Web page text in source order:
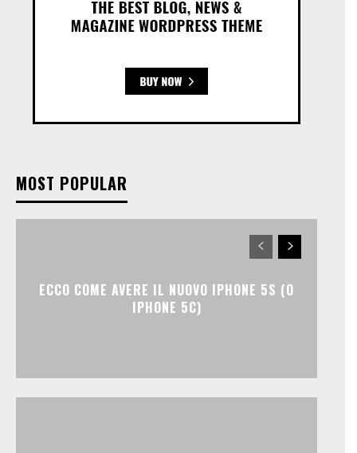
MOST POPULAR
ECCO COME AVERE IL NUOVO IPHONE 5S (O
IPHONE 5C)